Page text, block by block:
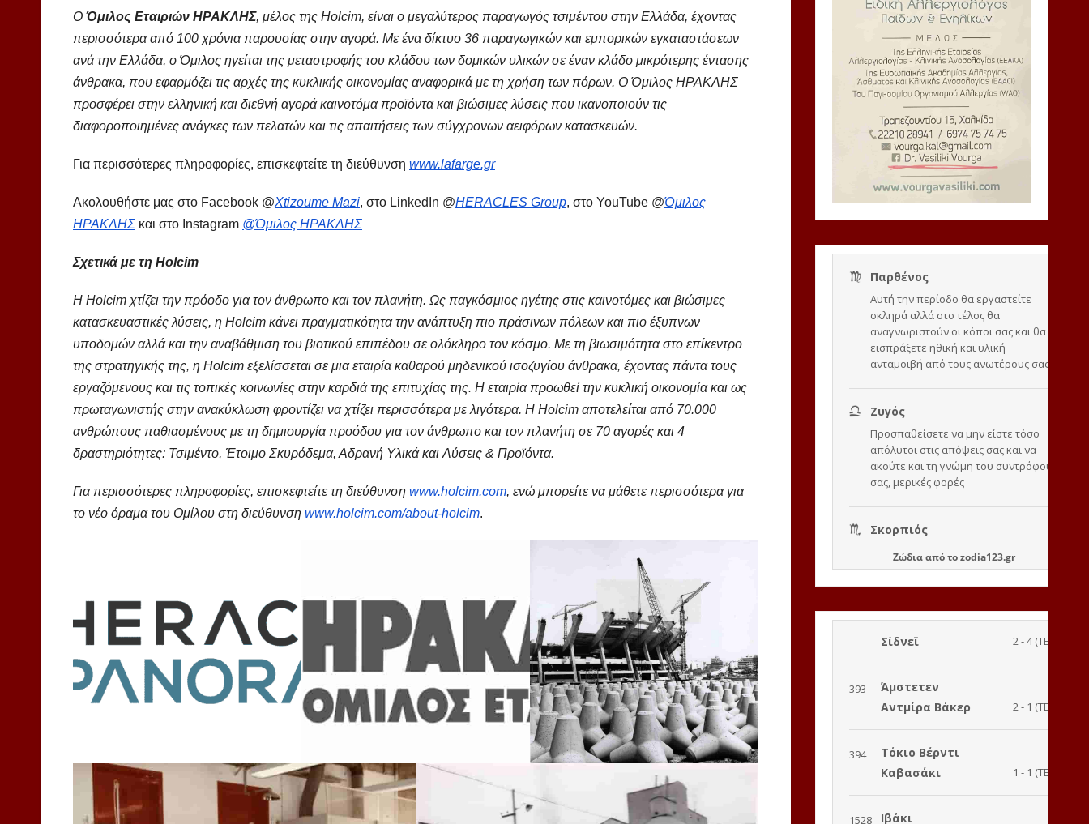
Ο Όμιλος Εταιριών ΗΡΑΚΛΗΣ, μέλος της Holcim, είναι ο μεγαλύτερος παραγωγός τσιμέντου στην Ελλάδα, έχοντας
περισσότερα από 100 χρόνια παρουσίας στην αγορά. Με ένα δίκτυο 36 παραγωγικών και εμπορικών εγκαταστάσεων
ανά την Ελλάδα, ο Όμιλος ηγείται της μεταστροφής του κλάδου των δομικών υλικών σε έναν κλάδο μικρότερης έντασης
άνθρακα, που εφαρμόζει τις αρχές της κυκλικής οικονομίας αναφορικά με τη χρήση των πόρων. Ο Όμιλος ΗΡΑΚΛΗΣ
προσφέρει στην ελληνική και διεθνή αγορά καινοτόμα προϊόντα και βιώσιμες λύσεις που ικανοποιούν τις
διαφοροποιημένες ανάγκες των πελατών και τις απαιτήσεις των σύγχρονων αειφόρων κατασκευών.
Για περισσότερες πληροφορίες, επισκεφτείτε τη διεύθυνση www.lafarge.gr
Ακολουθήστε μας στο Facebook @Xtizoume Mazi, στο LinkedIn @HERACLES Group, στο YouTube @Όμιλος
ΗΡΑΚΛΗΣ και στο Instagram @Όμιλος ΗΡΑΚΛΗΣ
Σχετικά με τη Holcim
Η Holcim χτίζει την πρόοδο για τον άνθρωπο και τον πλανήτη. Ως παγκόσμιος ηγέτης στις καινοτόμες και βιώσιμες
κατασκευαστικές λύσεις, η Holcim κάνει πραγματικότητα την ανάπτυξη πιο πράσινων πόλεων και πιο έξυπνων
υποδομών αλλά και την αναβάθμιση του βιοτικού επιπέδου σε ολόκληρο τον κόσμο. Με τη βιωσιμότητα στο επίκεντρο
της στρατηγικής της, η Holcim εξελίσσεται σε μια εταιρία καθαρού μηδενικού ισοζυγίου άνθρακα, έχοντας πάντα τους
εργαζόμενους και τις τοπικές κοινωνίες στην καρδιά της επιτυχίας της. Η εταιρία προωθεί την κυκλική οικονομία και ως
πρωταγωνιστής στην ανακύκλωση φροντίζει να χτίζει περισσότερα με λιγότερα. Η Holcim αποτελείται από 70.000
ανθρώπους παθιασμένους με τη δημιουργία προόδου για τον άνθρωπο και τον πλανήτη σε 70 αγορές και 4
δραστηριότητες: Τσιμέντο, Έτοιμο Σκυρόδεμα, Αδρανή Υλικά και Λύσεις & Προϊόντα.
Για περισσότερες πληροφορίες, επισκεφτείτε τη διεύθυνση www.holcim.com, ενώ μπορείτε να μάθετε περισσότερα για
το νέο όραμα του Ομίλου στη διεύθυνση www.holcim.com/about-holcim.
Ζώδιααπό τοzodia123.gr